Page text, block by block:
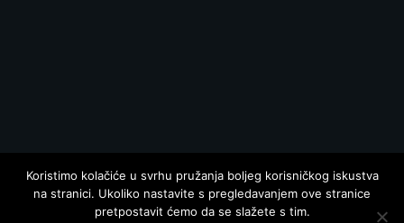
Koristimo kolačiće u svrhu pružanja boljeg korisničkog iskustva
na stranici. Ukoliko nastavite s pregledavanjem ove stranice
pretpostavit ćemo da se slažete s tim.